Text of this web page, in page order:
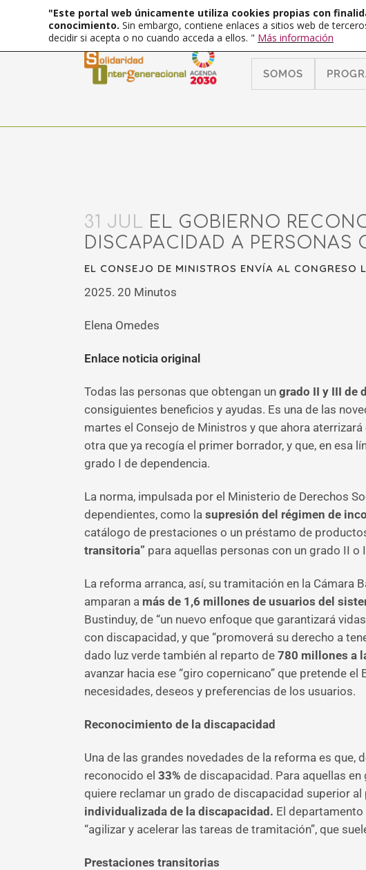
SOMOS
31 JUL EL GOBIERNO
DISCAPACIDAD A PERSONAS
EL CONSEJO DE MINISTROS ENVÍA AL CONGRESO
2025. 20 Minutos
Elena Omedes
Enlace noticia original
Todas las personas que obtengan un grado II y III de
consiguientes beneficios y ayudas. Es una de las
martes el Consejo de Ministros y que ahora
otra que ya recogía el primer borrador, y que, en esa
grado I de dependencia.
La norma, impulsada por el Ministerio de Derechos
dependientes, como la supresión del régimen de
catálogo de prestaciones o un préstamo de
transitoria” para aquellas personas con un grado II
La reforma arranca, así, su tramitación en la Cámara
amparan a más de 1,6 millones de usuarios del
Bustinduy, de “un nuevo enfoque que garantizará
con discapacidad, y que “promoverá su derecho a
dado luz verde también al reparto de 780 millones a
avanzar hacia ese “giro copernicano” que pretende
necesidades, deseos y preferencias de los usuarios.
Reconocimiento de la discapacidad
Una de las grandes novedades de la reforma es
reconocido el 33% de discapacidad. Para aquellas
quiere reclamar un grado de discapacidad superior
individualizada de la discapacidad. El
“agilizar y acelerar las tareas de tramitación”, que
Prestaciones transitorias
"Este portal web únicamente utiliza cookies propias con
conocimiento. Sin embargo, contiene enlaces a sitios web de
decidir si acepta o no cuando acceda a ellos. " Más información